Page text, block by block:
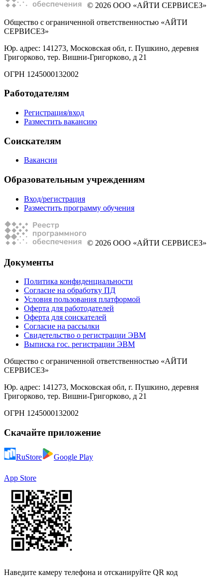
© 2026 ООО «АЙТИ СЕРВИСЕЗ»
Общество с ограниченной ответственностью «АЙТИ
СЕРВИСЕЗ»
Юр. адрес: 141273, Московская обл, г. Пушкино, деревня
Григорково, тер. Вишни-Григорково, д 21
ОГРН 1245000132002
Работодателям
Регистрация/вход
Разместить вакансию
Соискателям
Вакансии
Образовательным учреждениям
Вход/регистрация
Разместить программу обучения
© 2026 ООО «АЙТИ СЕРВИСЕЗ»
Документы
Политика конфиденциальности
Согласие на обработку ПД
Условия пользования платформой
Оферта для работодателей
Оферта для соискателей
Согласие на рассылки
Свидетельство о регистрации ЭВМ
Выписка гос. регистрации ЭВМ
Общество с ограниченной ответственностью «АЙТИ
СЕРВИСЕЗ»
Юр. адрес: 141273, Московская обл, г. Пушкино, деревня
Григорково, тер. Вишни-Григорково, д 21
ОГРН 1245000132002
Скачайте приложение
RuStore Google Play
App Store
Наведите камеру телефона и отсканируйте QR код